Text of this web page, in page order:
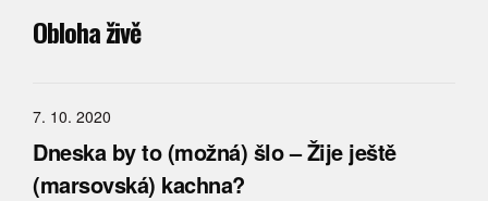
Obloha živě
7. 10. 2020
Dneska by to (možná) šlo – Žije ještě
(marsovská) kachna?